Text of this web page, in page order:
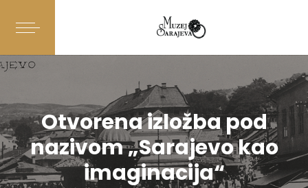
Otvorena izložba pod
nazivom „Sarajevo kao
imaginacija“